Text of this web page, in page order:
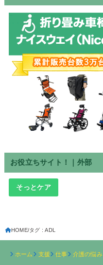
お役立ちサイト！｜外部
そっとケア
HOME タグ : ADL
ホーム 支援 仕事 介護の悩み